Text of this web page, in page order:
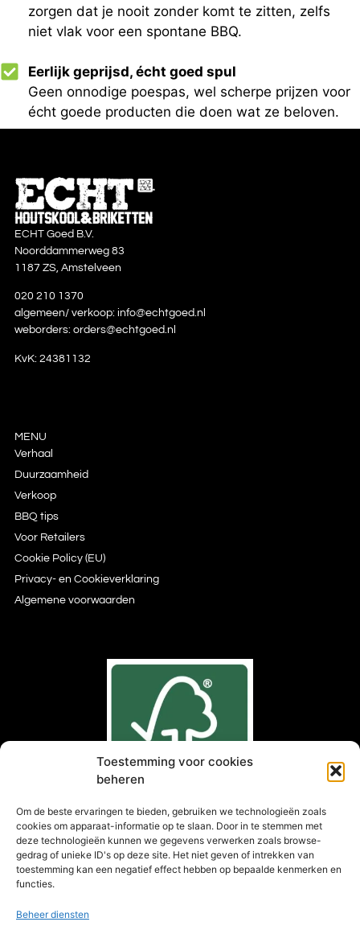
Toestemming voor cookies
beheren
Om de beste ervaringen te bieden, gebruiken we technologieën zoals
cookies om apparaat-informatie op te slaan. Door in te stemmen met
deze technologieën kunnen we gegevens verwerken zoals browse-
gedrag of unieke ID's op deze site. Het niet geven of intrekken van
toestemming kan een negatief effect hebben op bepaalde kenmerken en
functies.
Beheer diensten
zorgen dat je nooit zonder komt te zitten, zelfs
niet vlak voor een spontane BBQ.
Eerlijk geprijsd, écht goed spul
Geen onnodige poespas, wel scherpe prijzen voor
écht goede producten die doen wat ze beloven.
ECHT Goed B.V.
Noorddammerweg 83
1187 ZS, Amstelveen
020 210 1370
algemeen/ verkoop: info@echtgoed.nl
weborders: orders@echtgoed.nl
KvK: 24381132
MENU
Verhaal
Duurzaamheid
Verkoop
BBQ tips
Voor Retailers
Cookie Policy (EU)
Privacy- en Cookieverklaring
Algemene voorwaarden
Kies FSC®gecertificeerd hout